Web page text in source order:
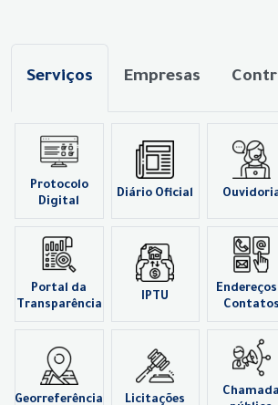
Serviços Empresas
Protocolo
Digital
Diário Oficial
Portal da
Transparência
IPTU
Endereços
Contatos
Georreferência Licitações
Chamada